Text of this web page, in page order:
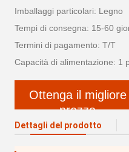
Imballaggi particolari: Legno
Tempi di consegna: 15-60
Termini di pagamento: T/T
Capacità di alimentazione: 1
Ottenga il migliore
prezzo
Dettagli del prodotto